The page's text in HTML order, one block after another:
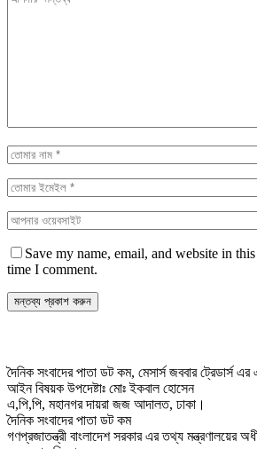
Save my name, email, and website in
time I comment.
দৈনিক সংবাদের পাতা ডট কম, মেসার্স জববার ট্রেডার্স এর
আইন বিষয়ক উপদেষ্টাঃ মোঃ ইকবাল হোসেন
এ,পি,পি, মহানগর দায়রা জজ আদালত, ঢাকা।
দৈনিক সংবাদের পাতা ডট কম
গণপ্রজাতন্ত্রী বাংলাদেশ সরকার এর তথ্য মন্ত্রণালয়ের